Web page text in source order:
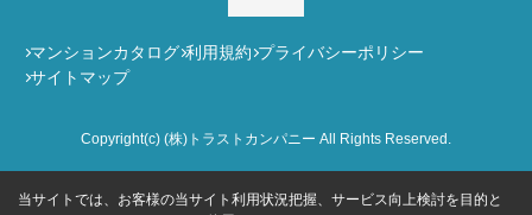
マンションカタログ 利用規約 プライバシーポリシー
サイトマップ
Copyright(c) (株)トラストカンパニー All Rights Reserved.
当サイトでは、お客様の当サイト利用状況把握、サービス向上検討を目的と